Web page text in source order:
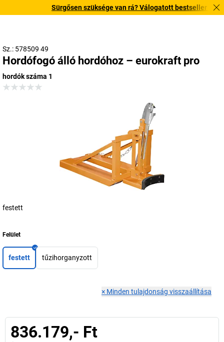
Sürgősen szüksége van rá? Válogatott bestseller
Sz.: 578509 49
Hordófogó álló hordóhoz – eurokraft pro
hordók száma 1
festett
Felület
festett tűzihorganyzott
× Minden tulajdonság visszaállítása
836.179,- Ft